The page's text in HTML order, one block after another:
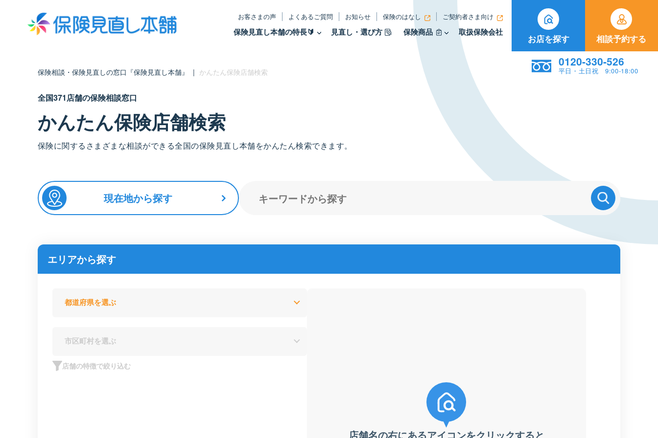
お客さまの声 よくあるご質問 お知らせ 保険のはなし ご契約者さま向け
保険見直し本舗の特長🔰 見直し・選び方 保険商品 取扱保険会社
お店を探す 相談予約する
0120-330-526
平日・土日祝 9:00-18:00
保険相談・保険見直しの窓口『保険見直し本舗』 | かんたん保険店舗検索
全国371店舗の保険相談窓口
かんたん保険店舗検索
保険に関するさまざまな相談ができる全国の保険見直し本舗をかんたん検索できます。
現在地から探す
エリアから探す
店舗の特徴で絞り込む